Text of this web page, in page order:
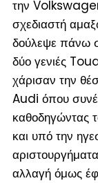
την
σχεδιαστή
δούλεψε πάνω
δύο γενιές
χάρισαν την
Audi όπου
καθοδηγώντας
και υπό την
αλλαγή όμως